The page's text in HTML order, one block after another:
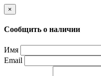
×
Сообщить о наличии
Имя
Email